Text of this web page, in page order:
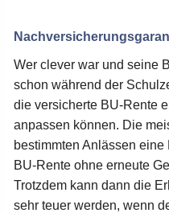
Wer clever war und seine
schon während der
die versicherte BU-Rente
anpassen können. Die
bestimmten Anlässen
BU-Rente ohne erneute
Trotzdem kann dann die
sehr teuer werden, wenn